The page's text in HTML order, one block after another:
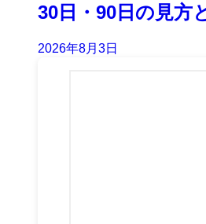
30日・90日の見方
2026年8月3日